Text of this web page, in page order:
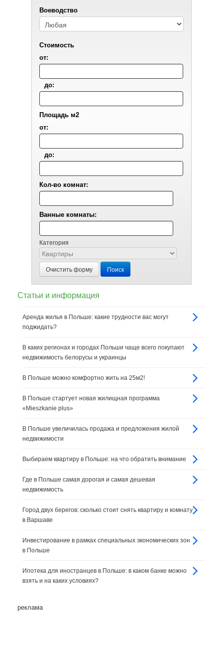
Воеводствo
Стоимость
от:
до:
Площадь м2
от:
до:
Кол-во комнат:
Ванные комнаты:
Категория
Очистить форму Поиск
Статьи и информация
Аренда жилья в Польше: какие трудности вас могут
поджидать?
В каких регионах и городах Польши чаще всего покупают
недвижимость белорусы и украинцы
В Польше можно комфортно жить на 25м2!
В Польше стартует новая жилищная программа
«Mieszkanie plus»
В Польше увеличилась продажа и предложения жилой
недвижимости
Выбираем квартиру в Польше: на что обратить внимание
Где в Польше самая дорогая и самая дешевая
недвижимость
Город двух берегов: сколько стоит снять квартиру и комнату
в Варшаве
Инвестирование в рамках специальных экономических зон
в Польше
Ипотека для иностранцев в Польше: в каком банке можно
взять и на каких условиях?
реклама